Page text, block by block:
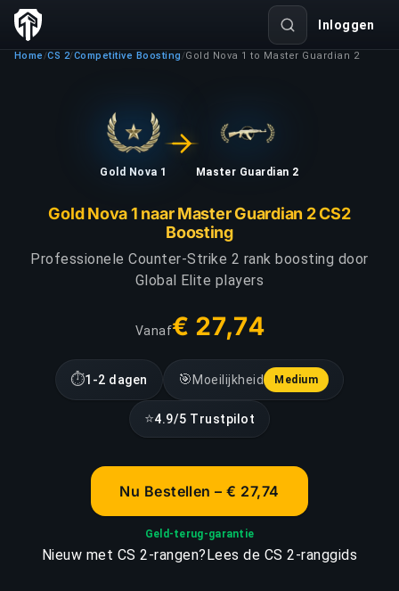
Inloggen
Home /CS 2/Competitive Boosting /Gold Nova 1 to Master Guardian 2
Gold Nova 1 Master Guardian 2
Gold Nova 1 naar Master Guardian 2 CS2
Boosting
Professionele Counter-Strike 2 rank boosting door
Global Elite players
Vanaf€ 27,74
⏱1-2 dagen 🎯Moeilijkheid Medium
⭐4.9/5 Trustpilot
Nu Bestellen – € 27,74
Geld-terug-garantie
Nieuw met CS 2-rangen?Lees de CS 2-ranggids